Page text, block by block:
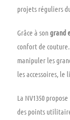
projets réguliers
Grâce à son grand
confort de
manipuler les
les accessoires,
La NV1350 propose
des points